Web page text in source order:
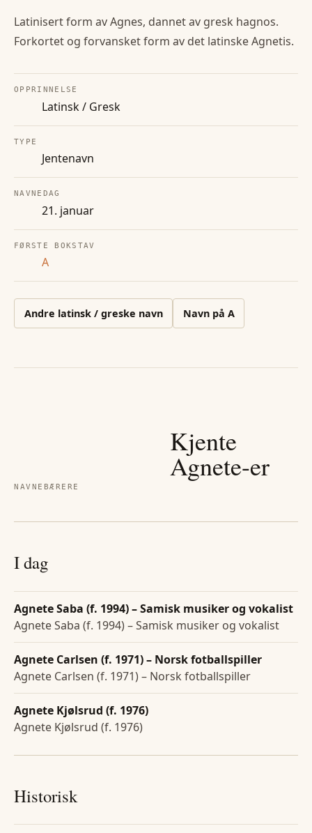
Latinisert form av Agnes, dannet av gresk hagnos.
Forkortet og forvansket form av det latinske Agnetis.
OPPRINNELSE
Latinsk / Gresk
TYPE
Jentenavn
NAVNEDAG
21. januar
FØRSTE BOKSTAV
A
Andre latinsk / greske navn Navn på A
NAVNEBÆRERE
Kjente
Agnete-er
I dag
Agnete Saba (f. 1994) – Samisk musiker og vokalist
Agnete Saba (f. 1994) – Samisk musiker og vokalist
Agnete Carlsen (f. 1971) – Norsk fotballspiller
Agnete Carlsen (f. 1971) – Norsk fotballspiller
Agnete Kjølsrud (f. 1976)
Agnete Kjølsrud (f. 1976)
Historisk